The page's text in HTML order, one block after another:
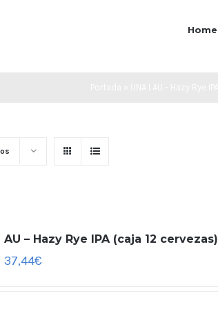
Home
AU – Hazy Rye IPA (caja 12 cervezas)
37,44€